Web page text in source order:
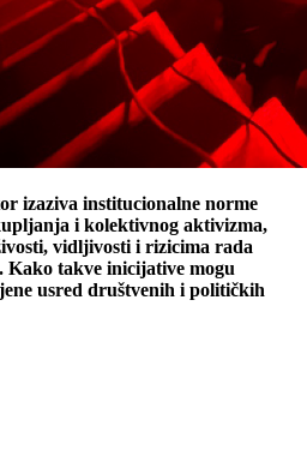
izaziva institucionalne norme
i kolektivnog aktivizma,
vidljivosti i rizicima rada
takve inicijative mogu
usred društvenih i političkih